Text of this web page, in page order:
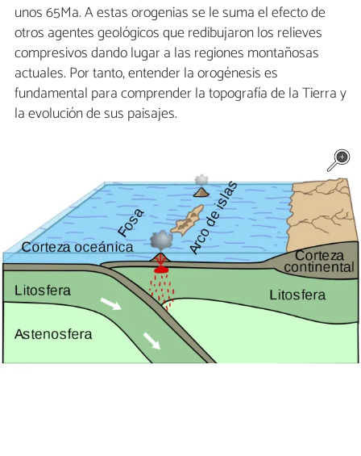
unos 65Ma. A estas orogenias se le suma el efecto de
otros agentes geológicos que redibujaron los relieves
compresivos dando lugar a las regiones montañosas
actuales. Por tanto, entender la orogénesis es
fundamental para comprender la topografía de la Tierra y
la evolución de sus paisajes.